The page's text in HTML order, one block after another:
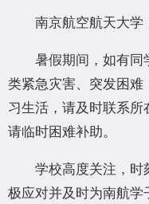
南京航空航天大学
暑假期间，如有
类紧急灾害、突发困
习生活，请及时联系
请临时困难补助。
学校高度关注，
极应对并及时为南航